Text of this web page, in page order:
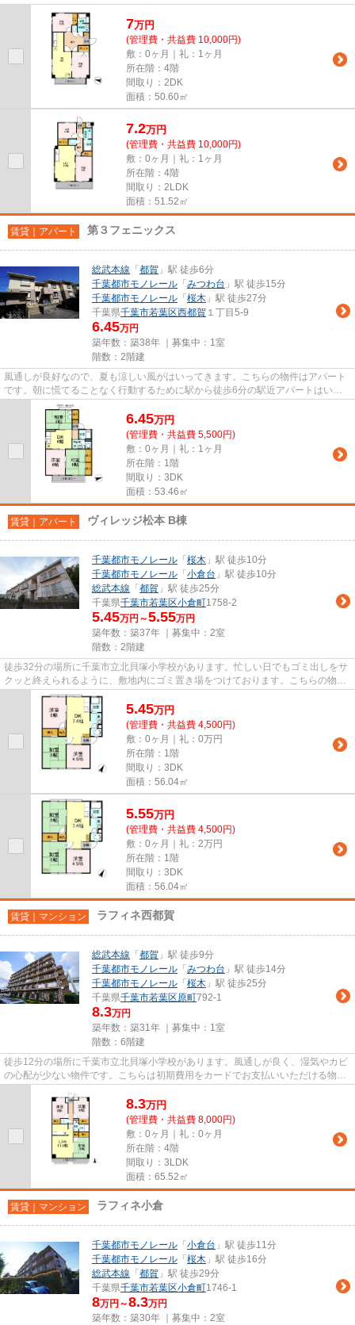
7万円
(管理費・共益費 10,000円)
敷：0ヶ月｜礼：1ヶ月
所在階：4階
間取り：2DK
面積：50.60㎡
7.2万円
(管理費・共益費 10,000円)
敷：0ヶ月｜礼：1ヶ月
所在階：4階
間取り：2LDK
面積：51.52㎡
賃貸｜アパート 第３フェニックス
総武本線 「 都賀 」駅 徒歩6分
千葉都市モノレール 「 みつわ台 」駅 徒歩15分
千葉都市モノレール 「 桜木 」駅 徒歩27分
千葉県千葉市若葉区西都賀 １丁目5-9
6.45万円
築年数：築38年 ｜募集中： 1室
階数：2階建
風通しが良好なので、夏も涼しい風がはいってきます。こちらの物件はアパート
です。朝に慌てることなく行動するために駅から徒歩6分の駅近アパートはいか
がでしょうか。「第3フェニッ...
6.45万円
(管理費・共益費 5,500円)
敷：0ヶ月｜礼：1ヶ月
所在階：1階
間取り：3DK
面積：53.46㎡
賃貸｜アパート ヴィレッジ松本 B棟
千葉都市モノレール 「 桜木 」駅 徒歩10分
千葉都市モノレール 「 小倉台 」駅 徒歩10分
総武本線 「 都賀 」駅 徒歩25分
千葉県千葉市若葉区小倉町1758-2
5.45万円～5.55万円
築年数：築37年 ｜募集中： 2室
階数：2階建
徒歩32分の場所に千葉市立北貝塚小学校があります。忙しい日でもゴミ出しをサ
クッと終えられるように、敷地内にゴミ置き場をつけております。こちらの物件
はアパートです。当社イチオ...
5.45万円
(管理費・共益費 4,500円)
敷：0ヶ月｜礼：0万円
所在階：1階
間取り：3DK
面積：56.04㎡
5.55万円
(管理費・共益費 4,500円)
敷：0ヶ月｜礼：2万円
所在階：1階
間取り：3DK
面積：56.04㎡
賃貸｜マンション ラフィネ西都賀
総武本線 「 都賀 」駅 徒歩9分
千葉都市モノレール 「 みつわ台 」駅 徒歩14分
千葉都市モノレール 「 桜木 」駅 徒歩25分
千葉県千葉市若葉区原町792-1
8.3万円
築年数：築31年 ｜募集中： 1室
階数：6階建
徒歩12分の場所に千葉市立北貝塚小学校があります。風通しが良く、湿気やカビ
の心配が少ない物件です。こちらは初期費用をカードでお支払いいただける物件
8.3万円
(管理費・共益費 8,000円)
敷：0ヶ月｜礼：0ヶ月
所在階：4階
間取り：3LDK
面積：65.52㎡
賃貸｜マンション ラフィネ小倉
千葉都市モノレール 「 小倉台 」駅 徒歩11分
千葉都市モノレール 「 桜木 」駅 徒歩16分
総武本線 「 都賀 」駅 徒歩29分
千葉県千葉市若葉区小倉町1746-1
8万円～8.3万円
築年数：築30年 ｜募集中： 2室